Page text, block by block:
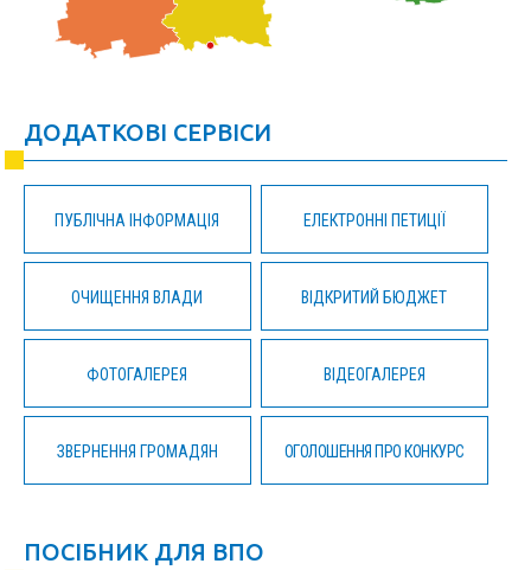
ДОДАТКОВІ СЕРВІСИ
ПУБЛІЧНА ІНФОРМАЦІЯ ЕЛЕКТРОННІ ПЕТИЦІЇ
ОЧИЩЕННЯ ВЛАДИ ВІДКРИТИЙ БЮДЖЕТ
ФОТОГАЛЕРЕЯ ВІДЕОГАЛЕРЕЯ
ЗВЕРНЕННЯ ГРОМАДЯН ОГОЛОШЕННЯ ПРО КОНКУРС
ПОСІБНИК ДЛЯ ВПО